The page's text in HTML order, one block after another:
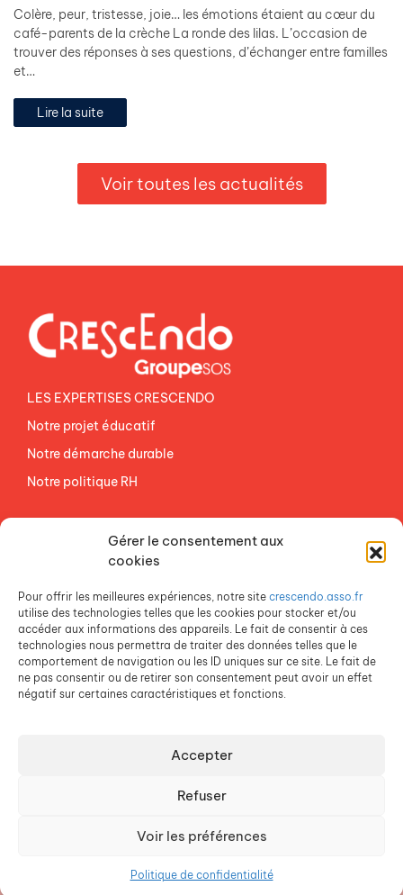
Gérer le consentement aux
cookies
Pour offrir les meilleures expériences, notre site crescendo.asso.fr
utilise des technologies telles que les cookies pour stocker et/ou
accéder aux informations des appareils. Le fait de consentir à ces
technologies nous permettra de traiter des données telles que le
comportement de navigation ou les ID uniques sur ce site. Le fait de
ne pas consentir ou de retirer son consentement peut avoir un effet
négatif sur certaines caractéristiques et fonctions.
Accepter
Refuser
Voir les préférences
Politique de confidentialité
Colère, peur, tristesse, joie… les émotions étaient au cœur du
café-parents de la crèche La ronde des lilas. L’occasion de
trouver des réponses à ses questions, d’échanger entre familles
et…
Lire la suite
Voir toutes les actualités
LES EXPERTISES CRESCENDO
Notre projet éducatif
Notre démarche durable
Notre politique RH
ESPACE PRESSE
Crescendo est une association du Groupe SOS
Politique de confidentialité